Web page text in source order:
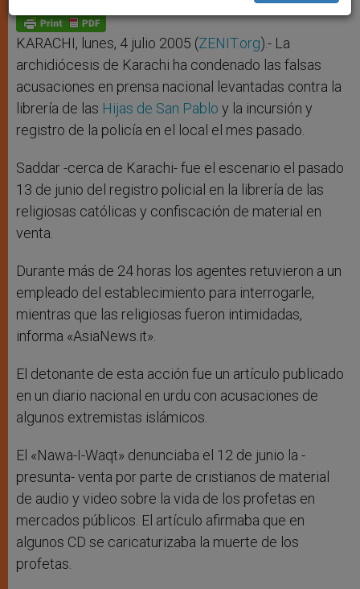
p
p
g
e
r
o
k
r
KARACHI, lunes, 4 julio 2005 (ZENIT.org).- La
archidiócesis de Karachi ha condenado las falsas
acusaciones en prensa nacional levantadas contra la
librería de las Hijas de San Pablo y la incursión y
registro de la policía en el local el mes pasado.
Saddar -cerca de Karachi- fue el escenario el pasado
13 de junio del registro policial en la librería de las
religiosas católicas y confiscación de material en
venta.
Durante más de 24 horas los agentes retuvieron a un
empleado del establecimiento para interrogarle,
mientras que las religiosas fueron intimidadas,
informa «AsiaNews.it».
El detonante de esta acción fue un artículo publicado
en un diario nacional en urdu con acusaciones de
algunos extremistas islámicos.
El «Nawa-I-Waqt» denunciaba el 12 de junio la -
presunta- venta por parte de cristianos de material
de audio y video sobre la vida de los profetas en
mercados públicos. El artículo afirmaba que en
algunos CD se caricaturizaba la muerte de los
profetas.